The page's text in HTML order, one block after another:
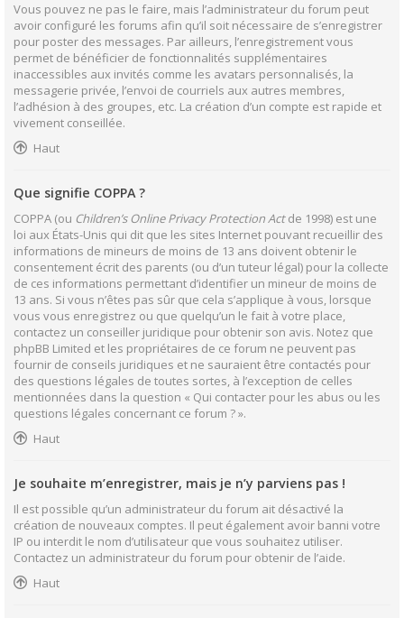
Vous pouvez ne pas le faire, mais l’administrateur du forum peut
avoir configuré les forums afin qu’il soit nécessaire de s’enregistrer
pour poster des messages. Par ailleurs, l’enregistrement vous
permet de bénéficier de fonctionnalités supplémentaires
inaccessibles aux invités comme les avatars personnalisés, la
messagerie privée, l’envoi de courriels aux autres membres,
l’adhésion à des groupes, etc. La création d’un compte est rapide et
vivement conseillée.
Haut
Que signifie COPPA ?
COPPA (ou Children’s Online Privacy Protection Actde 1998) est une
loi aux États-Unis qui dit que les sites Internet pouvant recueillir des
informations de mineurs de moins de 13 ans doivent obtenir le
consentement écrit des parents (ou d’un tuteur légal) pour la collecte
de ces informations permettant d’identifier un mineur de moins de
13 ans. Si vous n’êtes pas sûr que cela s’applique à vous, lorsque
vous vous enregistrez ou que quelqu’un le fait à votre place,
contactez un conseiller juridique pour obtenir son avis. Notez que
phpBB Limited et les propriétaires de ce forum ne peuvent pas
fournir de conseils juridiques et ne sauraient être contactés pour
des questions légales de toutes sortes, à l’exception de celles
mentionnées dans la question « Qui contacter pour les abus ou les
questions légales concernant ce forum ? ».
Haut
Je souhaite m’enregistrer, mais je n’y parviens pas !
Il est possible qu’un administrateur du forum ait désactivé la
création de nouveaux comptes. Il peut également avoir banni votre
IP ou interdit le nom d’utilisateur que vous souhaitez utiliser.
Contactez un administrateur du forum pour obtenir de l’aide.
Haut